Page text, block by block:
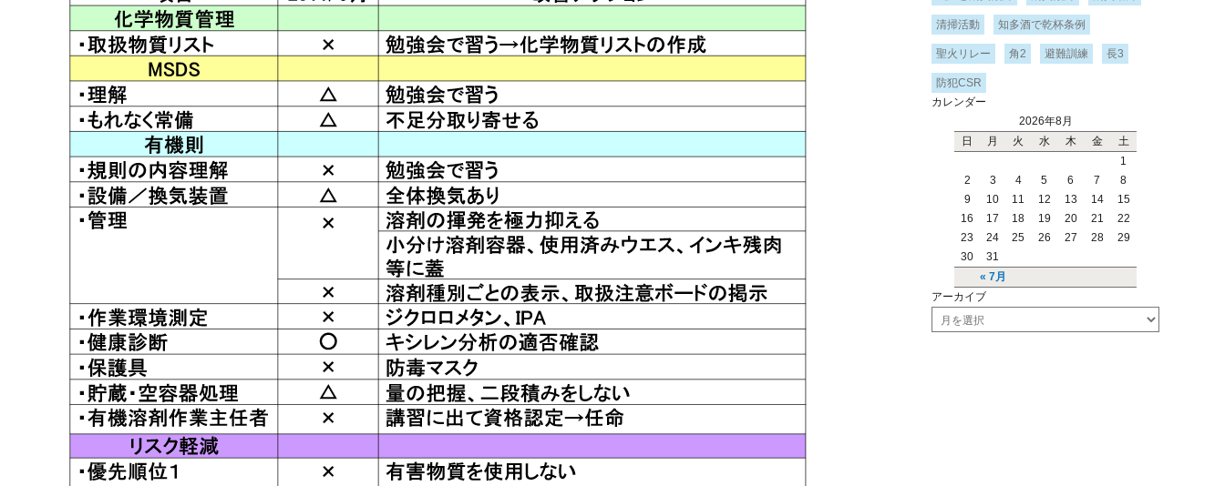
清掃活動 知多酒で乾杯条例
聖火リレー 角2 避難訓練 長3
防犯CSR
カレンダー
2026年8月
日
月 火 水 木 金 土
« 7月
1
2
3 4 5 6 7
8
9
10 11 12 13 14
15
16
17 18 19 20 21
22
23
24 25 26 27 28
29
30
31
アーカイブ
ー